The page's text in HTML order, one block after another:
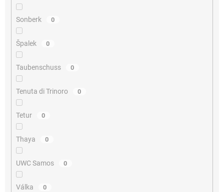
Sonberk 0
Špalek 0
Taubenschuss 0
Tenuta di Trinoro 0
Tetur 0
Thaya 0
UWC Samos 0
Válka 0